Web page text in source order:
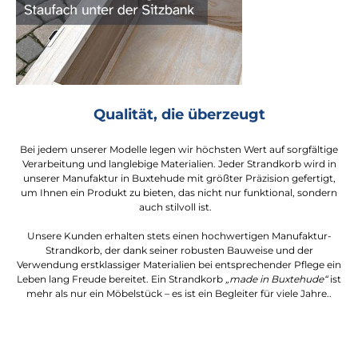
Qualität, die überzeugt
Bei jedem unserer Modelle legen wir höchsten Wert auf sorgfältige
Verarbeitung und langlebige Materialien. Jeder Strandkorb wird in
unserer Manufaktur in Buxtehude mit größter Präzision gefertigt,
um Ihnen ein Produkt zu bieten, das nicht nur funktional, sondern
auch stilvoll ist.
Unsere Kunden erhalten stets einen hochwertigen Manufaktur-
Strandkorb, der dank seiner robusten Bauweise und der
Verwendung erstklassiger Materialien bei entsprechender Pflege ein
Leben lang Freude bereitet. Ein Strandkorb „made in Buxtehude“ist
mehr als nur ein Möbelstück – es ist ein Begleiter für viele Jahre..